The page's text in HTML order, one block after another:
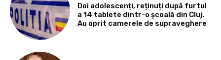
Doi adolescenți, reținuți după furtul
a 14 tablete dintr-o școală din Cluj.
Au oprit camerele de supraveghere